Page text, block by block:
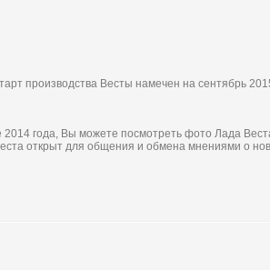
производства Весты намечен на сентябрь
2014 года, Вы можете посмотреть фото Лада
открыт для общения и обмена мнениями о